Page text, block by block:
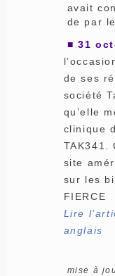
avait
de par
■ 31
de ses
société
qu’elle
clinique
TAK341.
site
sur les
FIERCE
Lire
anglais
mise à